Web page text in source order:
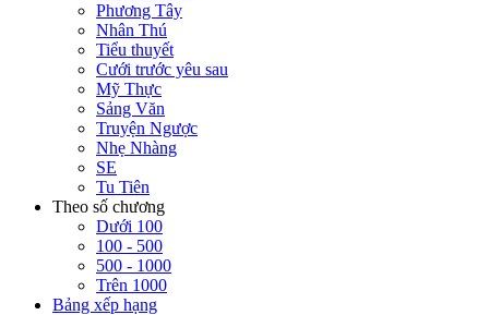
Phương Tây
Nhân Thú
Tiểu thuyết
Cưới trước yêu sau
Mỹ Thực
Sảng Văn
Truyện Ngược
Nhẹ Nhàng
SE
Tu Tiên
Theo số chương
Dưới 100
100 - 500
500 - 1000
Trên 1000
Bảng xếp hạng